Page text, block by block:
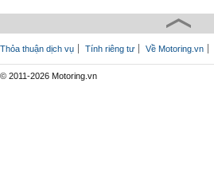
Thỏa thuận dịch vụ Tính riêng tư Về Motoring.vn
© 2011-2026 Motoring.vn